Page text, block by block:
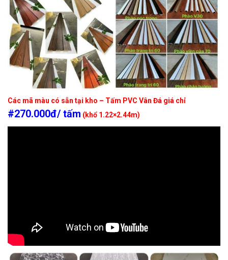
Các mã màu có sẵn tại kho – Tấm PVC Vân Đá giá chỉ
#270.000đ/ tấm (khổ 1.22×2.44m)